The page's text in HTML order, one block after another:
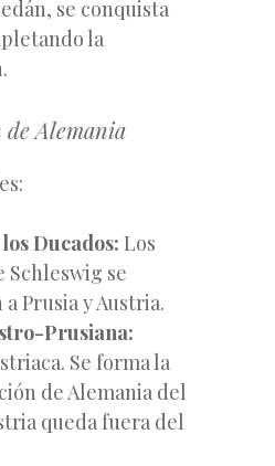
se conquista
la
Alemania
Ducados: Los
Schleswig se
Prusia y Austria.
Prusiana:
Se forma la
de Alemania del
queda fuera del